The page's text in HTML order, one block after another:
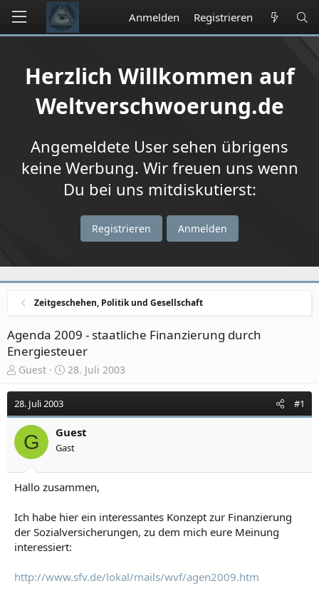
Anmelden Registrieren
Herzlich Willkommen auf
Weltverschwoerung.de
Angemeldete User sehen übrigens
keine Werbung. Wir freuen uns wenn
Du bei uns mitdiskutierst:
Registrieren Anmelden
Zeitgeschehen, Politik und Gesellschaft
Agenda 2009 - staatliche Finanzierung durch
Energiesteuer
E
s
t
l
r
Guest
E
s
l
l
a
m
28. Juli 2003
28. Juli 2003 #1
G Guest
Gast
Hallo zusammen,
Ich habe hier ein interessantes Konzept zur Finanzierung
der Sozialversicherungen, zu dem mich eure Meinung
interessiert:
http://www.sfv.de/lokal/mails/wvf/agen2009.htm